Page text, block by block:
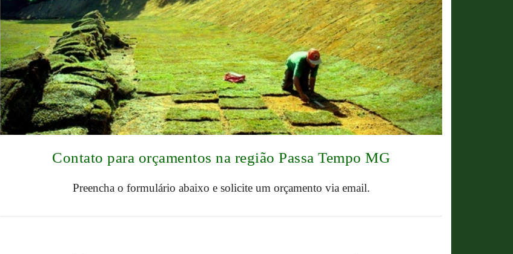
Contato para orçamentos na região Passa Tempo MG
Preencha o formulário abaixo e solicite um orçamento via email.